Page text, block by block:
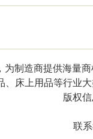
为制造商提供海量
、床上用品等行业
版权信
联